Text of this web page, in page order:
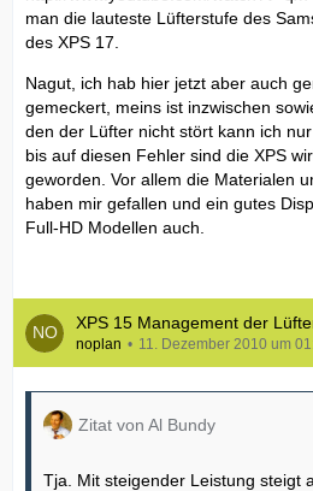
man die lauteste Lüfterstufe des
des XPS 17.
Nagut, ich hab hier jetzt aber auch
gemeckert, meins ist inzwischen
den der Lüfter nicht stört kann ich
bis auf diesen Fehler sind die XPS
geworden. Vor allem die Materialen
haben mir gefallen und ein gutes
Full-HD Modellen auch.
XPS 15 Management der
noplan 11. Dezember 2010 um
Zitat von Al Bundy
Tja. Mit steigender Leistung steigt